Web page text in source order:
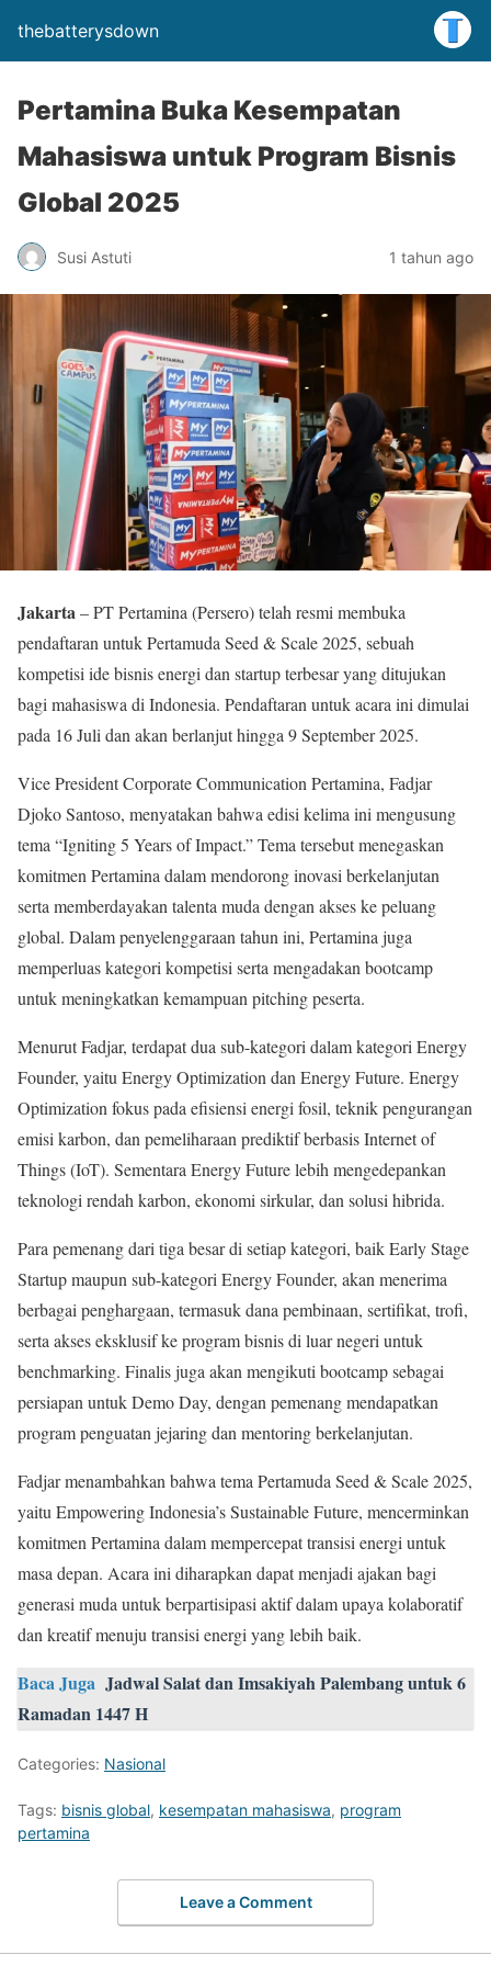
thebatterysdown
Pertamina Buka Kesempatan
Mahasiswa untuk Program Bisnis
Global 2025
Susi Astuti 1 tahun ago
Jakarta– PT Pertamina (Persero) telah resmi membuka
pendaftaran untuk Pertamuda Seed & Scale 2025, sebuah
kompetisi ide bisnis energi dan startup terbesar yang ditujukan
bagi mahasiswa di Indonesia. Pendaftaran untuk acara ini dimulai
pada 16 Juli dan akan berlanjut hingga 9 September 2025.
Vice President Corporate Communication Pertamina, Fadjar
Djoko Santoso, menyatakan bahwa edisi kelima ini mengusung
tema “Igniting 5 Years of Impact.” Tema tersebut menegaskan
komitmen Pertamina dalam mendorong inovasi berkelanjutan
serta memberdayakan talenta muda dengan akses ke peluang
global. Dalam penyelenggaraan tahun ini, Pertamina juga
memperluas kategori kompetisi serta mengadakan bootcamp
untuk meningkatkan kemampuan pitching peserta.
Menurut Fadjar, terdapat dua sub-kategori dalam kategori Energy
Founder, yaitu Energy Optimization dan Energy Future. Energy
Optimization fokus pada efisiensi energi fosil, teknik pengurangan
emisi karbon, dan pemeliharaan prediktif berbasis Internet of
Things (IoT). Sementara Energy Future lebih mengedepankan
teknologi rendah karbon, ekonomi sirkular, dan solusi hibrida.
Para pemenang dari tiga besar di setiap kategori, baik Early Stage
Startup maupun sub-kategori Energy Founder, akan menerima
berbagai penghargaan, termasuk dana pembinaan, sertifikat, trofi,
serta akses eksklusif ke program bisnis di luar negeri untuk
benchmarking. Finalis juga akan mengikuti bootcamp sebagai
persiapan untuk Demo Day, dengan pemenang mendapatkan
program penguatan jejaring dan mentoring berkelanjutan.
Fadjar menambahkan bahwa tema Pertamuda Seed & Scale 2025,
yaitu Empowering Indonesia’s Sustainable Future, mencerminkan
komitmen Pertamina dalam mempercepat transisi energi untuk
masa depan. Acara ini diharapkan dapat menjadi ajakan bagi
generasi muda untuk berpartisipasi aktif dalam upaya kolaboratif
dan kreatif menuju transisi energi yang lebih baik.
Baca Juga Jadwal Salat dan Imsakiyah Palembang untuk 6
Ramadan 1447 H
Categories: Nasional
Tags: bisnis global, kesempatan mahasiswa, program
pertamina
Leave a Comment